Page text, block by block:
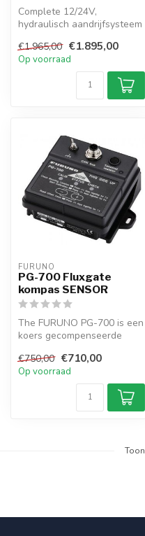
Complete 12/24V,
hydraulisch aandrijfsysteem
Compact,...
€1.965,00 €1.895,00
Op voorraad
FURUNO
PG-700 Fluxgate
kompas SENSOR
The FURUNO PG-700 is een
koers gecompenseerde
innovatieve elekt...
€750,00 €710,00
Op voorraad
Toon